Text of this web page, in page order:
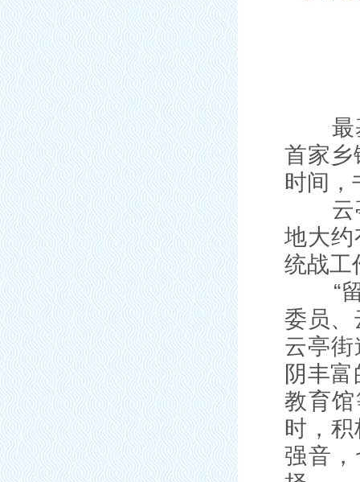
最基
首家
时间，
云亭
地大约
统战工
“留
委员、
云亭街
阴丰
教育
时，
强音